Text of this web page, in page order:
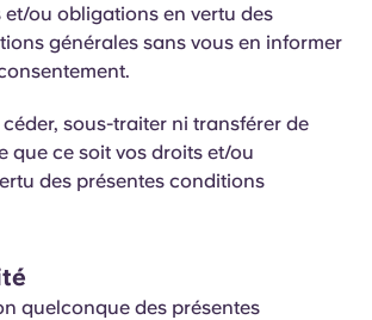
ou obligations en vertu des
générales sans vous en informer
sous-traiter ni transférer de
que ce soit vos droits et/ou
des présentes conditions
quelconque des présentes